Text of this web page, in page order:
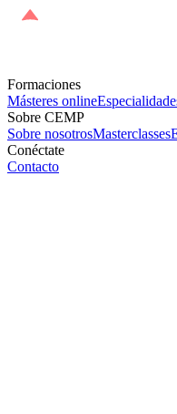
Formaciones
Másteres online
Sobre CEMP
Sobre nosotrosMasterclasses
Conéctate
Contacto